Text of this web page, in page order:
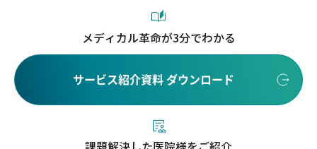
メディカル革命が3分でわかる
サービス紹介資料 ダウンロード